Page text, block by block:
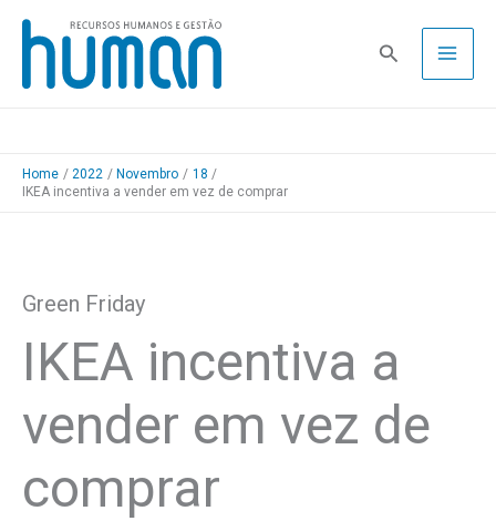
Skip
content
Pesquisa
Home 2022 Novembro
18
IKEA incentiva a vender em vez de comprar
Green Friday
IKEA incentiva a
vender em vez de
comprar